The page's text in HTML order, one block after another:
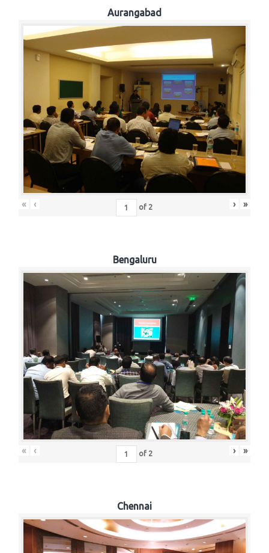
Aurangabad
« ‹ of 2 › »
Bengaluru
« ‹ of 2 › »
Chennai